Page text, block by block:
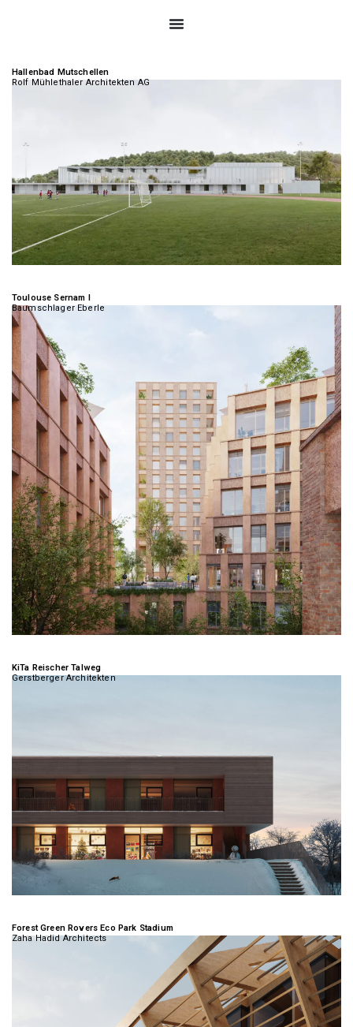
Hallenbad Mutschellen
Rolf Mühlethaler Architekten AG
Toulouse Sernam I
Baumschlager Eberle
KiTa Reischer Talweg
Gerstberger Architekten
Forest Green Rovers Eco Park Stadium
Zaha Hadid Architects